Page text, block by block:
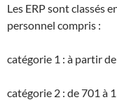
Les ERP sont classés
personnel compris :
catégorie 1 : à partir
catégorie 2 : de 701 à